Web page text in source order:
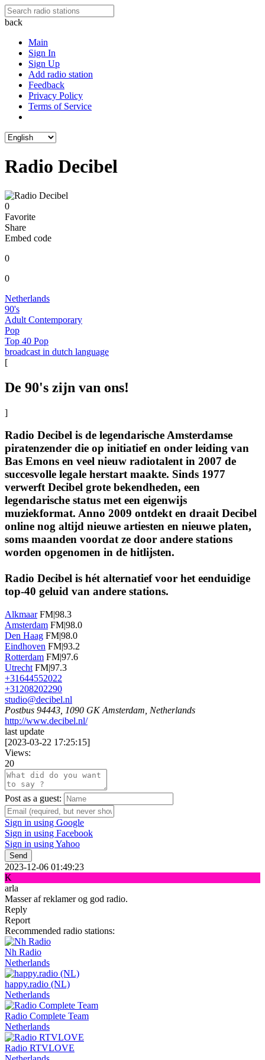
back
Main
Sign In
Sign Up
Add radio station
Feedback
Privacy Policy
Terms of Service
Radio Decibel
0
Favorite
Share
Embed code
0
0
Netherlands
90's
Adult Contemporary
Pop
Top 40 Pop
broadcast in dutch language
[
De 90's zijn van ons!
]
Radio Decibel is de legendarische Amsterdamse
piratenzender die op initiatief en onder leiding van
Bas Emons en veel nieuw radiotalent in 2007 de
succesvolle legale herstart maakte. Sinds 1977
verwerft Decibel grote bekendheden, een
legendarische status met een eigenwijs
muziekformat. Anno 2009 ontdekt en draait Decibel
online nog altijd nieuwe artiesten en nieuwe platen,
soms maanden voordat ze door andere stations
worden opgenomen in de hitlijsten.
Radio Decibel is hét alternatief voor het eenduidige
top-40 geluid van andere stations.
Alkmaar FM|98.3
Amsterdam FM|98.0
Den Haag FM|98.0
Eindhoven FM|93.2
Rotterdam FM|97.6
Utrecht FM|97.3
+31644552022
+31208202290
studio@decibel.nl
Postbus 94443, 1090 GK Amsterdam, Netherlands
http://www.decibel.nl/
last update
[2023-03-22 17:25:15]
Views:
20
Post as a guest:
Sign in using Google
Sign in using Facebook
Sign in using Yahoo
Send
2023-12-06 01:49:23
K
arla
Masser af reklamer og god radio.
Reply
Report
Recommended radio stations:
Nh Radio
Netherlands
happy.radio (NL)
Netherlands
Radio Complete Team
Netherlands
Radio RTVLOVE